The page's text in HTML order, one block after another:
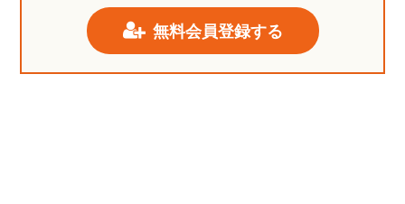
無料会員登録する